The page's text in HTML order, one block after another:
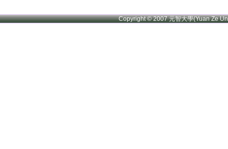
Copyright © 2007 元智大學(Yuan Ze